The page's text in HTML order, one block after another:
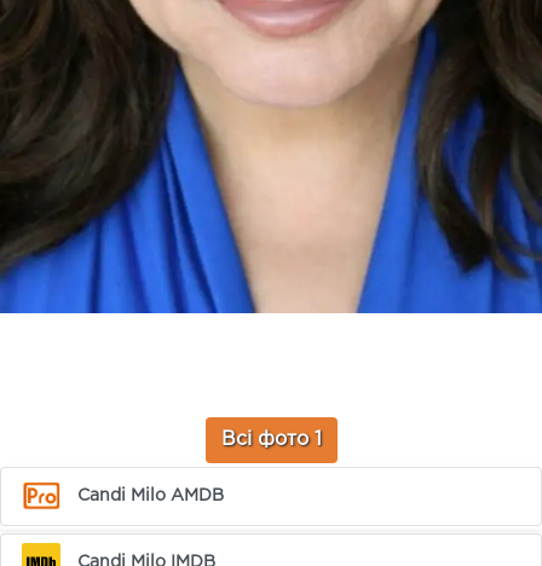
Всі фото 1
Candi Milo AMDB
Candi Milo IMDB